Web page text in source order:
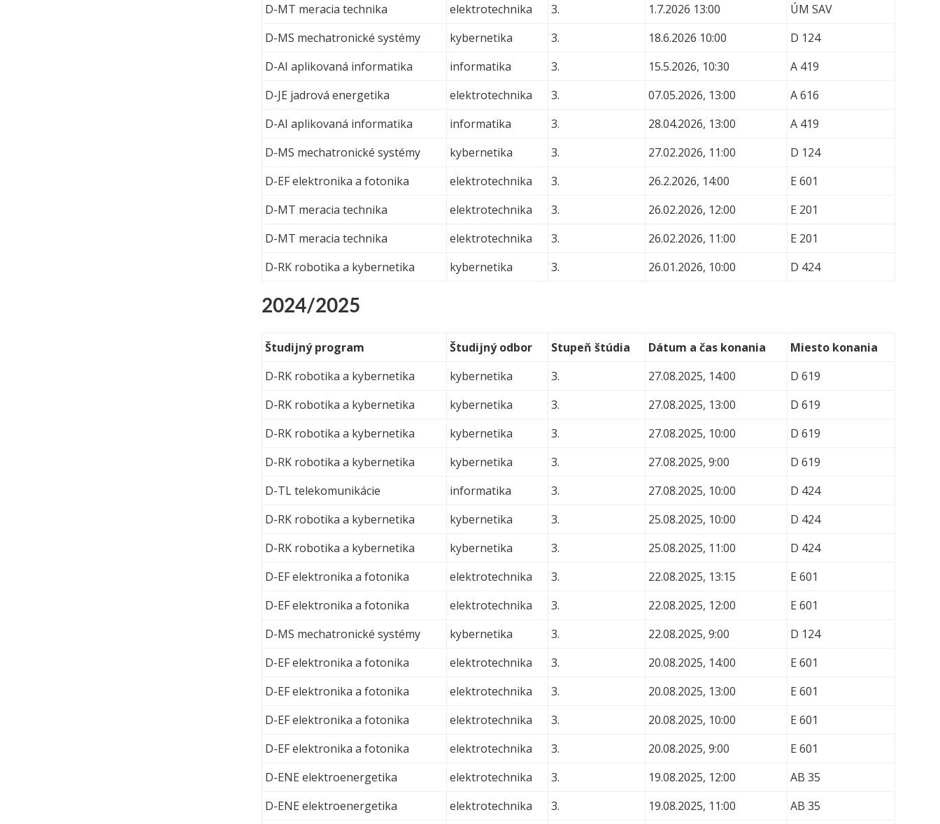
D-MT meracia technika
elektrotechnika 3. 1.7.2026 13:00
ÚM SAV
D-MS mechatronické systémy
kybernetika 3. 18.6.2026 10:00
D 124
D-AI aplikovaná informatika
informatika 3. 15.5.2026, 10:30
A 419
D-JE jadrová energetika
elektrotechnika 3. 07.05.2026, 13:00
A 616
D-AI aplikovaná informatika
informatika 3. 28.04.2026, 13:00
A 419
D-MS mechatronické systémy
kybernetika 3. 27.02.2026, 11:00
D 124
D-EF elektronika a fotonika
elektrotechnika 3. 26.2.2026, 14:00
E 601
D-MT meracia technika
elektrotechnika 3. 26.02.2026, 12:00
E 201
D-MT meracia technika
elektrotechnika 3. 26.02.2026, 11:00
E 201
D-RK robotika a kybernetika
kybernetika 3. 26.01.2026, 10:00 D 424
2024/2025
Študijný program Študijný odbor Stupeň štúdia Dátum a čas konania
Miesto konania
D-RK robotika a kybernetika
kybernetika 3. 27.08.2025, 14:00
D 619
D-RK robotika a kybernetika
kybernetika 3. 27.08.2025, 13:00
D 619
D-RK robotika a kybernetika
kybernetika 3. 27.08.2025, 10:00
D 619
D-RK robotika a kybernetika
kybernetika 3. 27.08.2025, 9:00
D 619
D-TL telekomunikácie
informatika 3. 27.08.2025, 10:00
D 424
D-RK robotika a kybernetika
kybernetika 3. 25.08.2025, 10:00
D 424
D-RK robotika a kybernetika
kybernetika 3. 25.08.2025, 11:00
D 424
D-EF elektronika a fotonika
elektrotechnika 3. 22.08.2025, 13:15
E 601
D-EF elektronika a fotonika
elektrotechnika 3. 22.08.2025, 12:00
E 601
D-MS mechatronické systémy
kybernetika 3. 22.08.2025, 9:00
D 124
D-EF elektronika a fotonika
elektrotechnika 3. 20.08.2025, 14:00
E 601
D-EF elektronika a fotonika
elektrotechnika 3. 20.08.2025, 13:00
E 601
D-EF elektronika a fotonika
elektrotechnika 3. 20.08.2025, 10:00
E 601
D-EF elektronika a fotonika
elektrotechnika 3. 20.08.2025, 9:00
E 601
D-ENE elektroenergetika
elektrotechnika 3. 19.08.2025, 12:00
AB 35
D-ENE elektroenergetika
elektrotechnika 3. 19.08.2025, 11:00
AB 35